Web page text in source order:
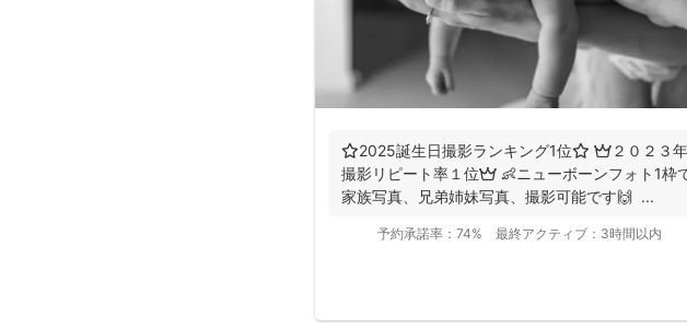
⭐️2025誕生日撮影ランキング1位⭐️ 👑２０２３年
撮影リピート率１位👑 👶ニューボーンフォト1枠
家族写真、兄弟姉妹写真、撮影可能です🙌 ...
予約承諾率： 74% 最終アクティブ： 3時間以内